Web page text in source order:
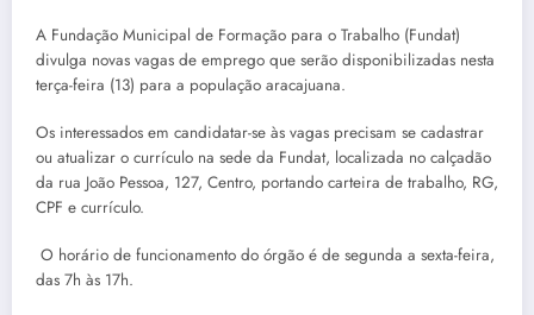
A Fundação Municipal de Formação para o Trabalho (Fundat)
divulga novas vagas de emprego que serão disponibilizadas nesta
terça-feira (13) para a população aracajuana.
Os interessados em candidatar-se às vagas precisam se cadastrar
ou atualizar o currículo na sede da Fundat, localizada no calçadão
da rua João Pessoa, 127, Centro, portando carteira de trabalho, RG,
CPF e currículo.
O horário de funcionamento do órgão é de segunda a sexta-feira,
das 7h às 17h.